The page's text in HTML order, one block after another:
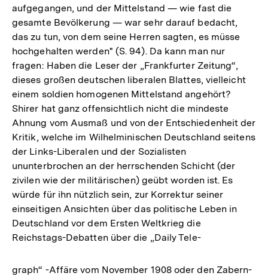
aufgegangen, und der Mittelstand — wie fast die
gesamte Bevölkerung — war sehr darauf bedacht,
das zu tun, von dem seine Herren sagten, es müsse
hochgehalten werden" (S. 94). Da kann man nur
fragen: Haben die Leser der „Frankfurter Zeitung“,
dieses großen deutschen liberalen Blattes, vielleicht
einem soldien homogenen Mittelstand angehört?
Shirer hat ganz offensichtlich nicht die mindeste
Ahnung vom Ausmaß und von der Entschiedenheit der
Kritik, welche im Wilhelminischen Deutschland seitens
der Links-Liberalen und der Sozialisten
ununterbrochen an der herrschenden Schicht (der
zivilen wie der militärischen) geübt worden ist. Es
würde für ihn nützlich sein, zur Korrektur seiner
einseitigen Ansichten über das politische Leben in
Deutschland vor dem Ersten Weltkrieg die
Reichstags-Debatten über die „Daily Tele-
graph“ -Affäre vom November 1908 oder den Zabern-